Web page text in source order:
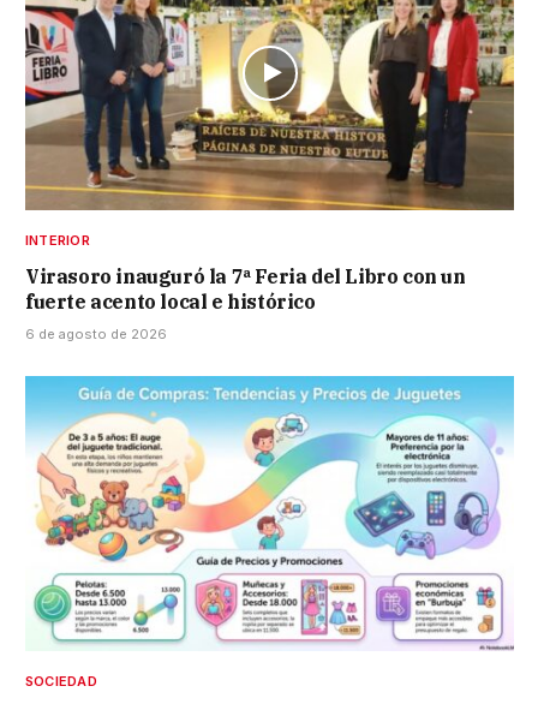
INTERIOR
Virasoro inauguró la 7ª Feria del Libro con un
fuerte acento local e histórico
6 de agosto de 2026
SOCIEDAD